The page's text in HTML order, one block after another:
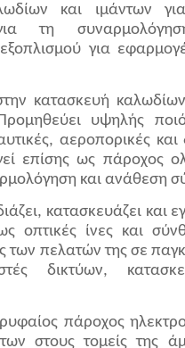
και ιμάντων
τη
για
στην κατασκευή
υψηλής
αεροπορικές
επίσης ως
και ανάθεση
κατασκευάζει και
οπτικές ίνες και
των πελατών της σε
δικτύων,
πάροχος
στους τομείς της